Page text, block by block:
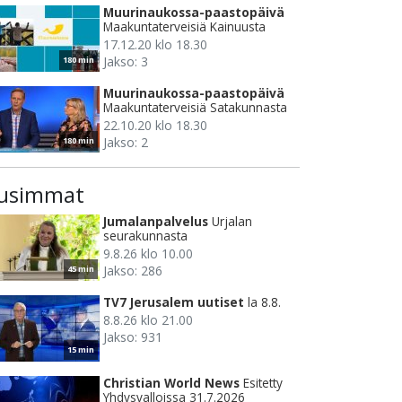
180 min
Muurinaukossa-paastopäivä
Maakuntaterveisiä Kainuusta
17.12.20 klo 18.30
Jakso: 3
180 min
Muurinaukossa-paastopäivä
Maakuntaterveisiä Satakunnasta
22.10.20 klo 18.30
Jakso: 2
45 min
Jumalanpalvelus Urjalan
seurakunnasta
9.8.26 klo 10.00
Jakso: 286
15 min
TV7 Jerusalem uutiset la 8.8.
8.8.26 klo 21.00
Jakso: 931
Christian World News Esitetty
Yhdysvalloissa 31.7.2026